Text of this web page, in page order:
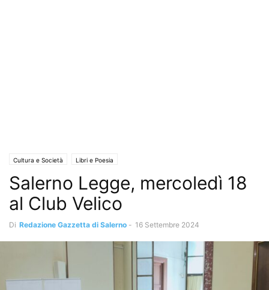
Cultura e Società Libri e Poesia
Salerno Legge, mercoledì 18
al Club Velico
Di Redazione Gazzetta di Salerno - 16 Settembre 2024